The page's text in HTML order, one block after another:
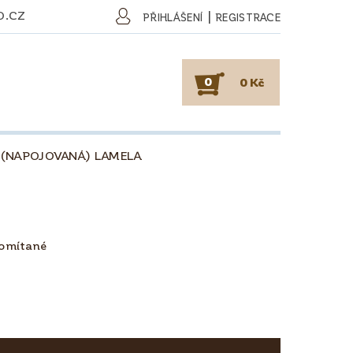
PŘIHLÁŠENÍ | REGISTRACE
0 0 Kč
LAMELA